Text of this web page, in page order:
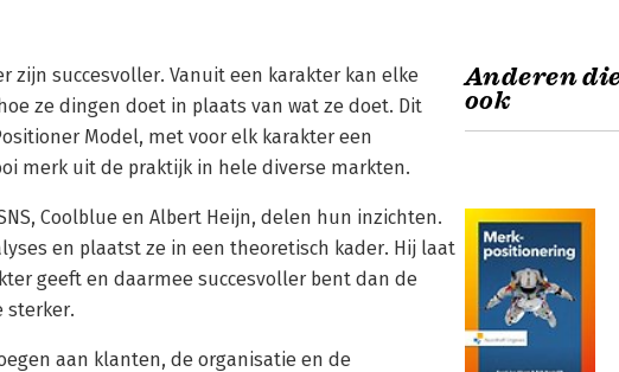
zijn succesvoller. Vanuit een karakter kan elke
ze dingen doet in plaats van wat ze doet. Dit
Model, met voor elk karakter een
merk uit de praktijk in hele diverse markten.
Coolblue en Albert Heijn, delen hun inzichten.
en plaatst ze in een theoretisch kader. Hij laat
geeft en daarmee succesvoller bent dan de
sterker.
aan klanten, de organisatie en de
Anderen
ook